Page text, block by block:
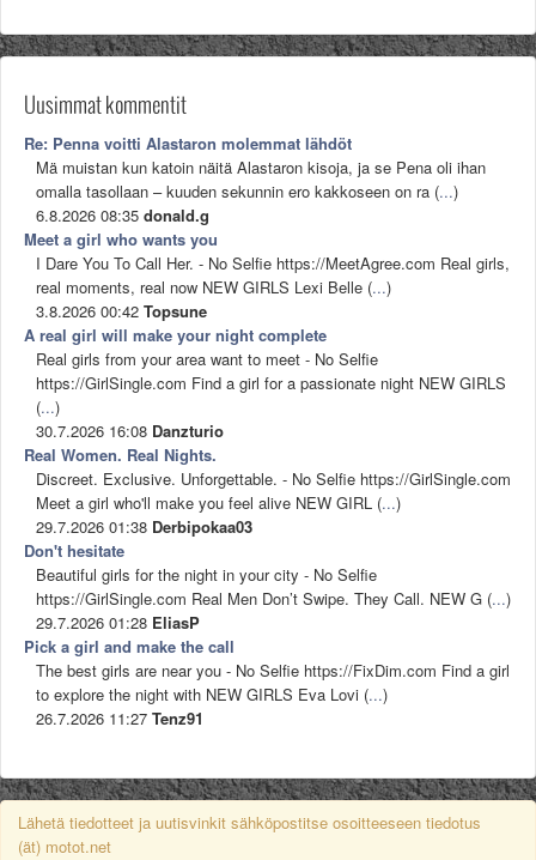
Uusimmat kommentit
Re: Penna voitti Alastaron molemmat lähdöt
Mä muistan kun katoin näitä Alastaron kisoja, ja se Pena oli ihan
omalla tasollaan – kuuden sekunnin ero kakkoseen on ra (...)
6.8.2026 08:35 donald.g
Meet a girl who wants you
I Dare You To Call Her. - No Selfie https://MeetAgree.com Real girls,
real moments, real now NEW GIRLS Lexi Belle (...)
3.8.2026 00:42 Topsune
A real girl will make your night complete
Real girls from your area want to meet - No Selfie
https://GirlSingle.com Find a girl for a passionate night NEW GIRLS
(...)
30.7.2026 16:08 Danzturio
Real Women. Real Nights.
Discreet. Exclusive. Unforgettable. - No Selfie https://GirlSingle.com
Meet a girl who'll make you feel alive NEW GIRL (...)
29.7.2026 01:38 Derbipokaa03
Don't hesitate
Beautiful girls for the night in your city - No Selfie
https://GirlSingle.com Real Men Don’t Swipe. They Call. NEW G (...)
29.7.2026 01:28 EliasP
Pick a girl and make the call
The best girls are near you - No Selfie https://FixDim.com Find a girl
to explore the night with NEW GIRLS Eva Lovi (...)
26.7.2026 11:27 Tenz91
Lähetä tiedotteet ja uutisvinkit sähköpostitse osoitteeseen tiedotus
(ät) motot.net